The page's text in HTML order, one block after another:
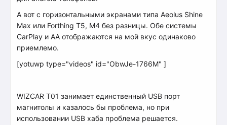
А вот с горизонтальными экранами типа Aeolus Shine
Max или Forthing T5, M4 без разницы. Обе системы
CarPlay и АА отображаются на мой вкус одинаково
приемлемо.
[yotuwp type="videos" id="ObwJe-1766M" ]
WIZCAR T01 занимает единственный USB порт
магнитолы и казалось бы проблема, но при
использовании USB хаба проблема решается.